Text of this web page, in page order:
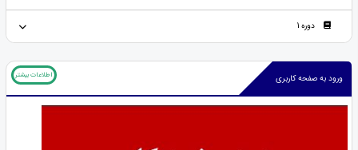
دوره 1
ورود به صفحه کاربری اطلاعات بیشتر